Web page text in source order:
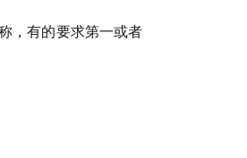
，有的要求第一或者